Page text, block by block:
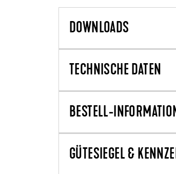
DOWNLOADS
TECHNISCHE DATEN
BESTELL-
GÜTESIEGEL &